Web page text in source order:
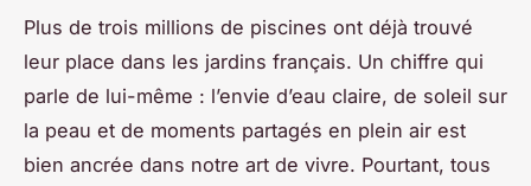
Plus de trois millions de piscines ont déjà trouvé
leur place dans les jardins français. Un chiffre qui
parle de lui-même : l’envie d’eau claire, de soleil sur
la peau et de moments partagés en plein air est
bien ancrée dans notre art de vivre. Pourtant, tous